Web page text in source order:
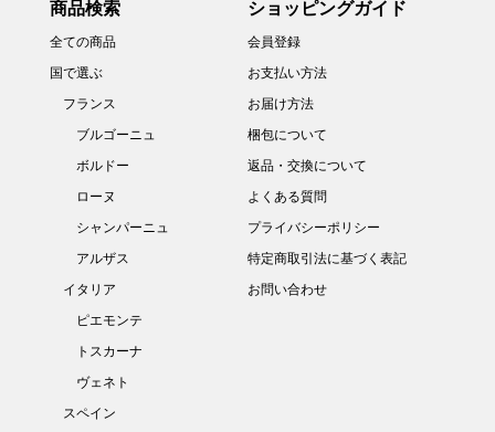
商品検索
全ての商品
国で選ぶ
フランス
ブルゴーニュ
ボルドー
ローヌ
シャンパーニュ
アルザス
イタリア
ピエモンテ
トスカーナ
ヴェネト
スペイン
ショッピングガイド
会員登録
お支払い方法
お届け方法
梱包について
返品・交換について
よくある質問
プライバシーポリシー
特定商取引法に基づく表記
お問い合わせ